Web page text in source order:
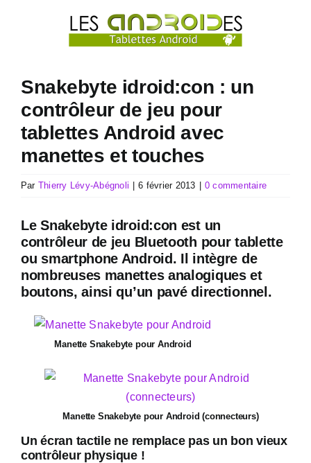
Snakebyte idroid:con : un
contrôleur de jeu pour
tablettes Android avec
manettes et touches
Par Thierry Lévy-Abégnoli 6 février 2013 0 commentaire
Le Snakebyte idroid:con est un
contrôleur de jeu Bluetooth pour tablette
ou smartphone Android. Il intègre de
nombreuses manettes analogiques et
boutons, ainsi qu’un pavé directionnel.
Manette Snakebyte pour Android
Manette Snakebyte pour Android (connecteurs)
Un écran tactile ne remplace pas un bon vieux
contrôleur physique !